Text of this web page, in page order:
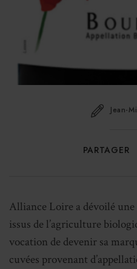
Jean-
PARTAGER
Alliance Loire a dévoilé
issus de l’agriculture
vocation de devenir sa
cuvées provenant